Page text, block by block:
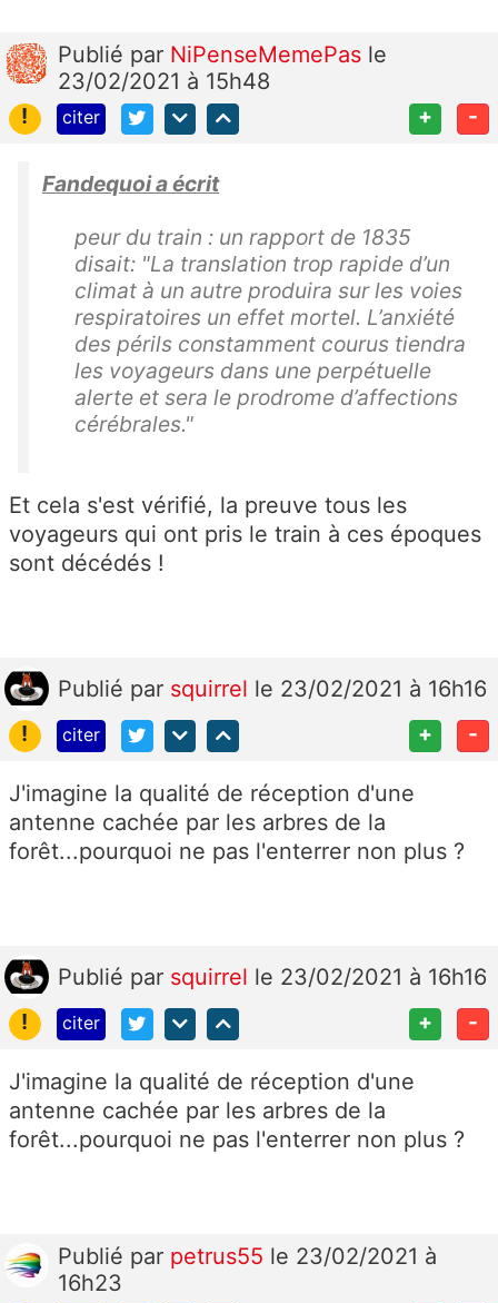
Publié par NiPenseMemePas le
23/02/2021 à 15h48
!
citer + -
Fandequoi a écrit
peur du train : un rapport de 1835
disait: "La translation trop rapide d’un
climat à un autre produira sur les voies
respiratoires un effet mortel. L’anxiété
des périls constamment courus tiendra
les voyageurs dans une perpétuelle
alerte et sera le prodrome d’affections
cérébrales."
Et cela s'est vérifié, la preuve tous les
voyageurs qui ont pris le train à ces époques
sont décédés !
Publié par squirrel le 23/02/2021 à 16h16
!
citer + -
J'imagine la qualité de réception d'une
antenne cachée par les arbres de la
forêt...pourquoi ne pas l'enterrer non plus ?
Publié par squirrel le 23/02/2021 à 16h16
!
citer + -
J'imagine la qualité de réception d'une
antenne cachée par les arbres de la
forêt...pourquoi ne pas l'enterrer non plus ?
Publié par petrus55 le 23/02/2021 à
16h23